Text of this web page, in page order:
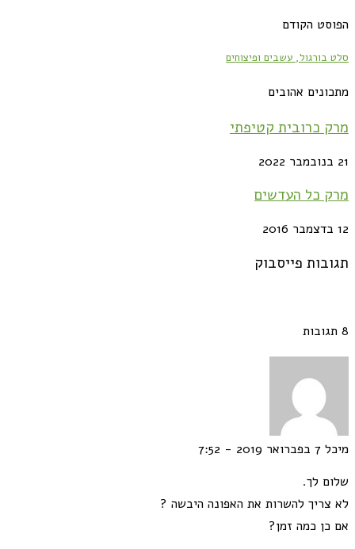
הפוסט הקודם
סלט בורגול, עשבים ופיצוחים
מתכונים אהובים
מרק כרובית קטיפתי
21 בנובמבר 2022
מרק כל העדשים
12 בדצמבר 2016
תגובות פייסבוק
8 תגובות
מיכל 7 בפברואר 2019 - 7:52
שלום לך.
לא צריך להשרות את האפונה היבשה ?
אם כן כמה זמן?